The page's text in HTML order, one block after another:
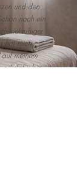
und den
nach ein
viel ruhiger
hat mich
meinem
dafür bin